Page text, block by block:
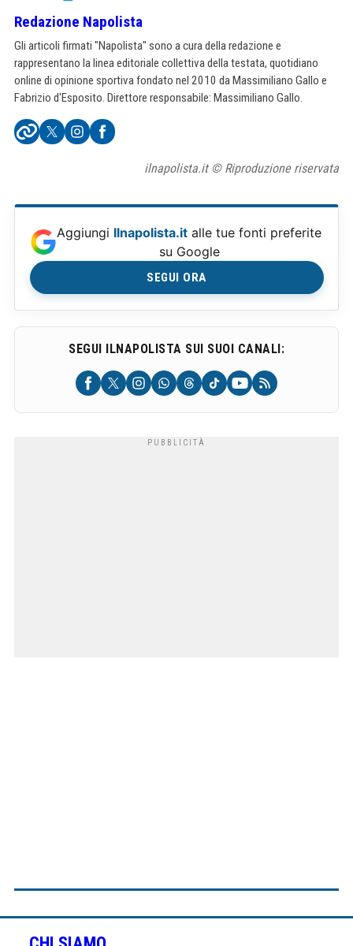
Redazione Napolista
Gli articoli firmati "Napolista" sono a cura della redazione e
rappresentano la linea editoriale collettiva della testata, quotidiano
online di opinione sportiva fondato nel 2010 da Massimiliano Gallo e
Fabrizio d'Esposito. Direttore responsabile: Massimiliano Gallo.
ilnapolista.it © Riproduzione riservata
Aggiungi Ilnapolista.it alle tue fonti preferite
su Google
SEGUI ORA
SEGUI ILNAPOLISTA SUI SUOI CANALI: